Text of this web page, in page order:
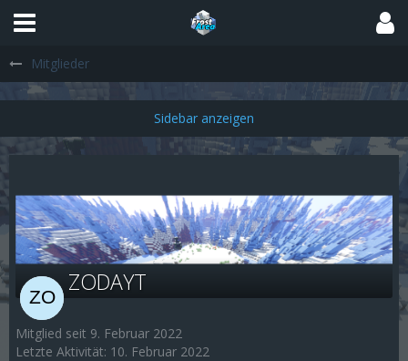
Mitglieder
ZODAYT
Mitglied seit 9. Februar 2022
Letzte Aktivität: 10. Februar 2022